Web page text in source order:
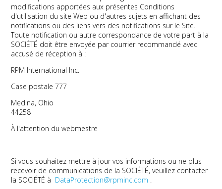
modifications apportées aux présentes Conditions
d'utilisation du site Web ou d'autres sujets en affichant des
notifications ou des liens vers des notifications sur le Site.
Toute notification ou autre correspondance de votre part à la
SOCIÉTÉ doit être envoyée par courrier recommandé avec
accusé de réception à :
RPM International Inc.
Case postale 777
Medina, Ohio
44258
À l'attention du webmestre
Si vous souhaitez mettre à jour vos informations ou ne plus
recevoir de communications de la SOCIÉTÉ, veuillez contacter
la SOCIÉTÉ à DataProtection@rpminc.com .